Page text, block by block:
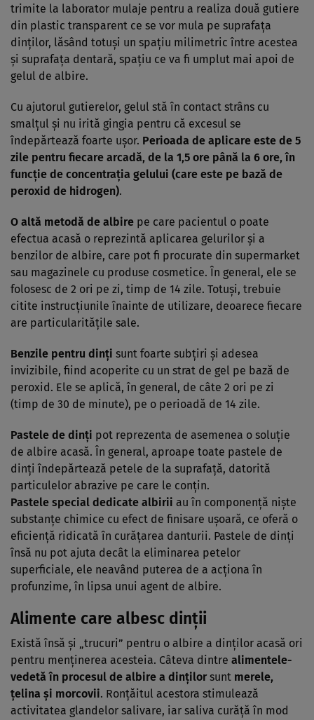
trimite la laborator mulaje pentru a realiza două gutiere
din plastic transparent ce se vor mula pe suprafaţa
dinţilor, lăsând totuşi un spaţiu milimetric între acestea
şi suprafaţa dentară, spaţiu ce va fi umplut mai apoi de
gelul de albire.
Cu ajutorul gutierelor, gelul stă în contact strâns cu
smalţul şi nu irită gingia pentru că excesul se
îndepărtează foarte uşor. Perioada de aplicare este de 5
zile pentru fiecare arcadă, de la 1,5 ore până la 6 ore, în
funcţie de concentraţia gelului (care este pe bază de
peroxid de hidrogen).
O altă metodă de albire pe care pacientul o poate
efectua acasă o reprezintă aplicarea gelurilor şi a
benzilor de albire, care pot fi procurate din supermarket
sau magazinele cu produse cosmetice. În general, ele se
folosesc de 2 ori pe zi, timp de 14 zile. Totuşi, trebuie
citite instrucţiunile înainte de utilizare, deoarece fiecare
are particularităţile sale.
Benzile pentru dinţi sunt foarte subţiri şi adesea
invizibile, fiind acoperite cu un strat de gel pe bază de
peroxid. Ele se aplică, în general, de câte 2 ori pe zi
(timp de 30 de minute), pe o perioadă de 14 zile.
Pastele de dinţi pot reprezenta de asemenea o soluţie
de albire acasă. În general, aproape toate pastele de
dinţi îndepărtează petele de la suprafaţă, datorită
particulelor abrazive pe care le conţin.
Pastele special dedicate albirii au în componenţă nişte
substanţe chimice cu efect de finisare uşoară, ce oferă o
eficienţă ridicată în curăţarea danturii. Pastele de dinţi
însă nu pot ajuta decât la eliminarea petelor
superficiale, ele neavând puterea de a acţiona în
profunzime, în lipsa unui agent de albire.
Alimente care albesc dinţii
Există însă şi „trucuri” pentru o albire a dinţilor acasă ori
pentru menţinerea acesteia. Câteva dintre alimentele-
vedetă în procesul de albire a dinţilorsunt merele,
ţelina şi morcovii. Ronţăitul acestora stimulează
activitatea glandelor salivare, iar saliva curăţă în mod